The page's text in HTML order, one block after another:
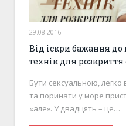
29.08.2016
Від іскри бажання до
технік для розкриття
Бути сексуальною,
та поринати у море
«але». У двадцять – це…